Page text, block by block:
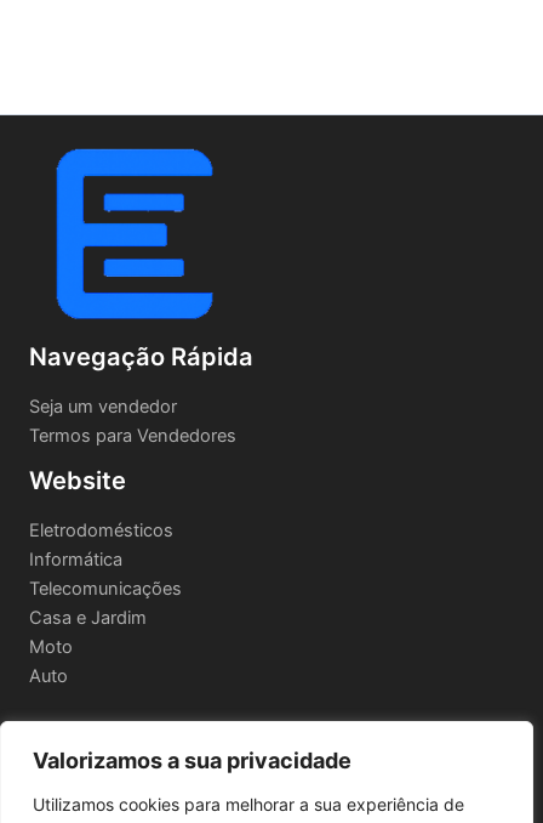
Valorizamos a sua privacidade
Utilizamos cookies para melhorar a sua experiência de
Navegação Rápida
Seja um vendedor
Termos para Vendedores
Website
Eletrodomésticos
Informática
Telecomunicações
Casa e Jardim
Moto
Auto
Informações Legais